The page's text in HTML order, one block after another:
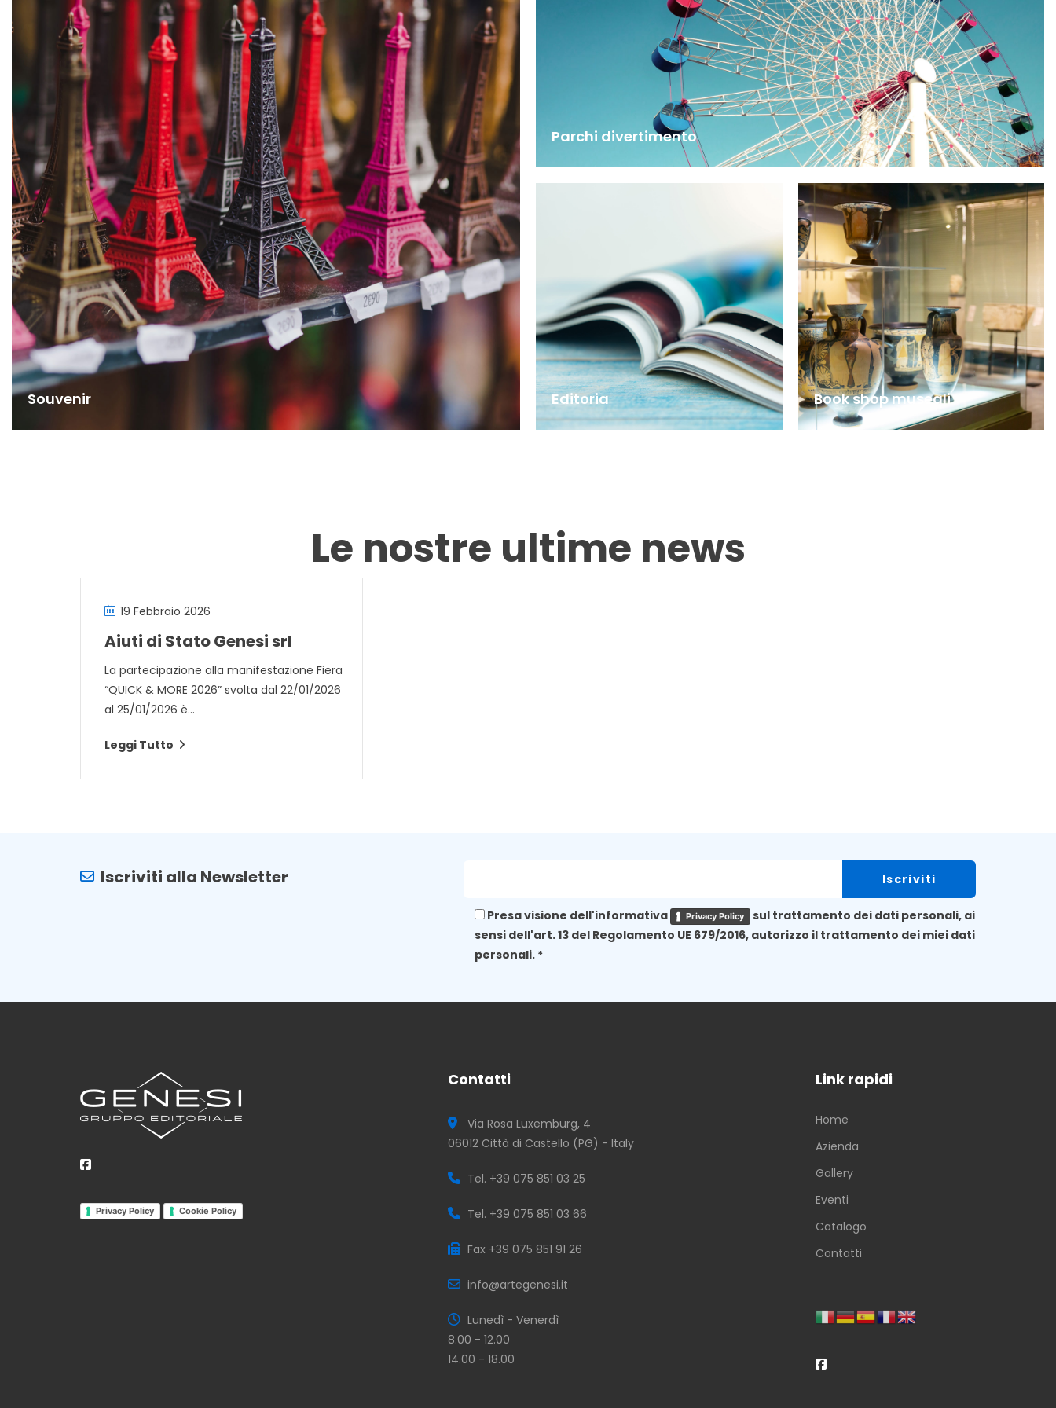
Souvenir
Parchi divertimento
Editoria Book shop museali
Le nostre ultime news
19 Febbraio 2026
Aiuti di Stato Genesi srl
La partecipazione alla manifestazione Fiera
“QUICK & MORE 2026” svolta dal 22/01/2026
al 25/01/2026 è...
Leggi Tutto
Iscriviti alla Newsletter
Presa visione dell'informativa Privacy Policy
sul trattamento dei dati personali, ai
sensi dell'art. 13 del Regolamento UE 679/2016, autorizzo il trattamento dei miei dati
personali. *
Privacy Policy Cookie Policy
Contatti
Via Rosa Luxemburg, 4
06012 Città di Castello (PG) - Italy
Tel. +39 075 851 03 25
Tel. +39 075 851 03 66
Fax +39 075 851 91 26
info@artegenesi.it
Lunedì - Venerdì
8.00 - 12.00
14.00 - 18.00
Link rapidi
Home
Azienda
Gallery
Eventi
Catalogo
Contatti